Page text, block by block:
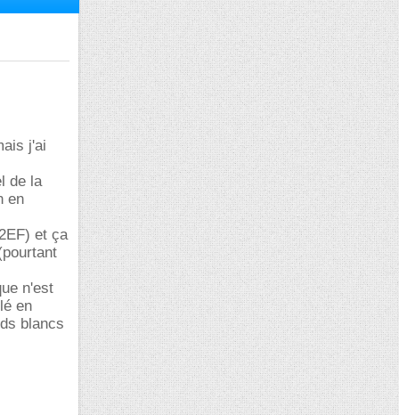
j'ai
de la
en
et ça
n'est
en
blancs